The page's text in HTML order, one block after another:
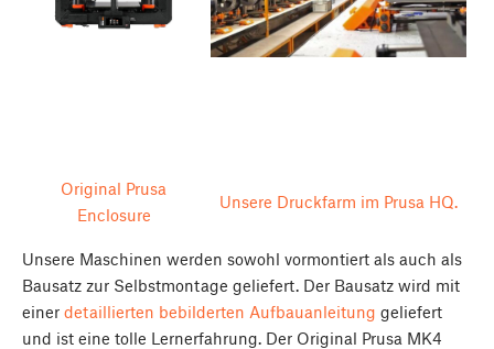
Original Prusa
Enclosure
Unsere Druckfarm im Prusa HQ.
Unsere Maschinen werden sowohl vormontiert als auch als
Bausatz zur Selbstmontage geliefert. Der Bausatz wird mit
einer detaillierten bebilderten Aufbauanleitung geliefert
und ist eine tolle Lernerfahrung. Der Original Prusa MK4